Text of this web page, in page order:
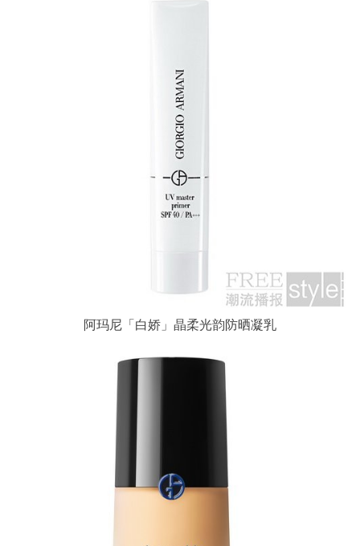
阿玛尼「白娇」晶柔光韵防晒凝乳